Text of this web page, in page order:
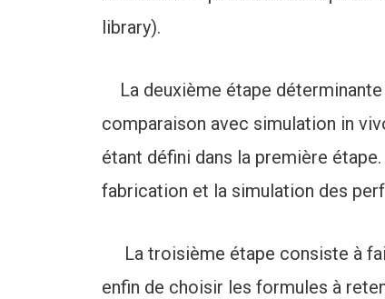
library).
La deuxième étape déterminante
comparaison avec simulation in
étant défini dans la première
fabrication et la simulation des
La troisième étape consiste à
enfin de choisir les formules à